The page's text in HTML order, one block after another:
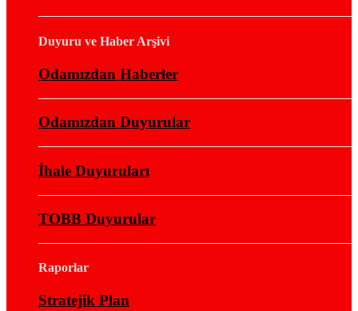
Duyuru ve Haber Arşivi
Odamızdan Haberler
Odamızdan Duyurular
İhale Duyuruları
TOBB Duyurular
Raporlar
Stratejik Plan